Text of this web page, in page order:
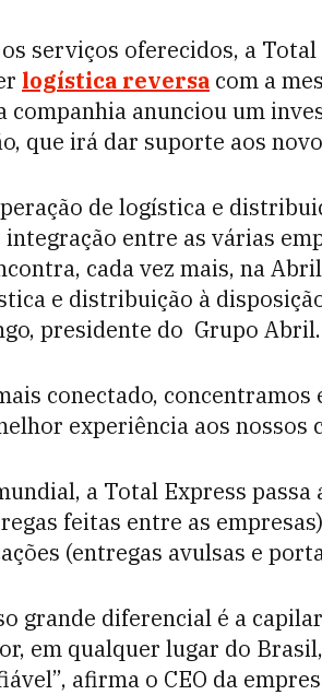
serviços oferecidos, a Total
logística reversa com a
companhia anunciou um
que irá dar suporte aos
de logística e
entre as várias
cada vez mais, na
e distribuição à
presidente do Grupo Abril.
conectado,
experiência aos nossos
a Total Express
feitas entre as
(entregas avulsas e
grande diferencial é a
em qualquer lugar do
afirma o CEO da